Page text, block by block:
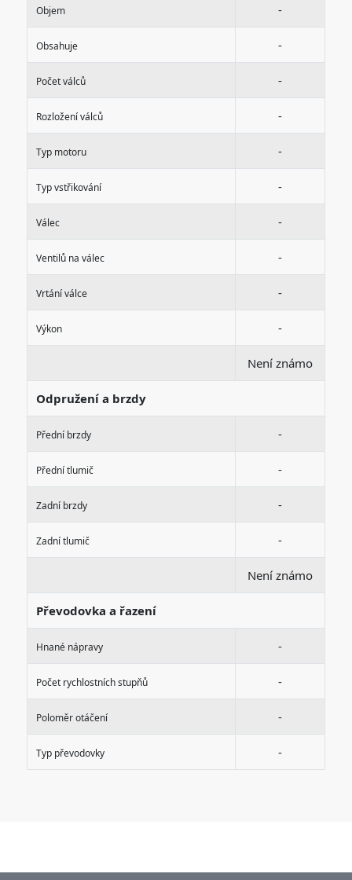
Objem -
Obsahuje -
Počet válců -
Rozložení válců -
Typ motoru -
Typ vstřikování -
Válec -
Ventilů na válec -
Vrtání válce -
Výkon -
Není známo
Odpružení a brzdy
Přední brzdy -
Přední tlumič -
Zadní brzdy -
Zadní tlumič -
Není známo
Převodovka a řazení
Hnané nápravy -
Počet rychlostních stupňů -
Poloměr otáčení -
Typ převodovky -